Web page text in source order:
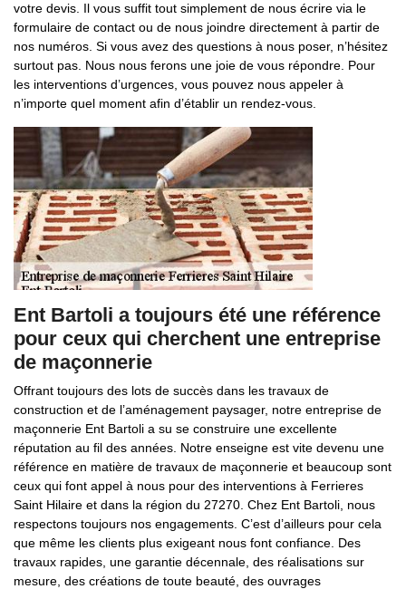
votre devis. Il vous suffit tout simplement de nous écrire via le
formulaire de contact ou de nous joindre directement à partir de
nos numéros. Si vous avez des questions à nous poser, n’hésitez
surtout pas. Nous nous ferons une joie de vous répondre. Pour
les interventions d’urgences, vous pouvez nous appeler à
n’importe quel moment afin d’établir un rendez-vous.
Ent Bartoli a toujours été une référence
pour ceux qui cherchent une entreprise
de maçonnerie
Offrant toujours des lots de succès dans les travaux de
construction et de l’aménagement paysager, notre entreprise de
maçonnerie Ent Bartoli a su se construire une excellente
réputation au fil des années. Notre enseigne est vite devenu une
référence en matière de travaux de maçonnerie et beaucoup sont
ceux qui font appel à nous pour des interventions à Ferrieres
Saint Hilaire et dans la région du 27270. Chez Ent Bartoli, nous
respectons toujours nos engagements. C’est d’ailleurs pour cela
que même les clients plus exigeant nous font confiance. Des
travaux rapides, une garantie décennale, des réalisations sur
mesure, des créations de toute beauté, des ouvrages